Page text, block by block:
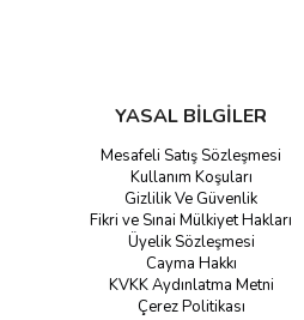
YASAL BİLGİLER
Mesafeli Satış Sözleşmesi
Kullanım Koşuları
Gizlilik Ve Güvenlik
Fikri ve Sınai Mülkiyet Hakları
Üyelik Sözleşmesi
Cayma Hakkı
KVKK Aydınlatma Metni
Çerez Politikası